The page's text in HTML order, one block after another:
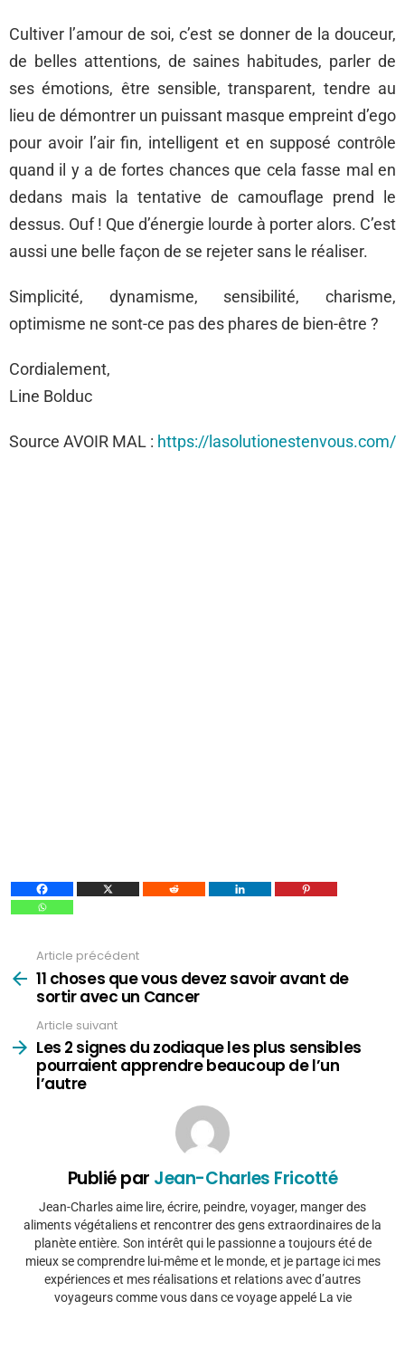
Cultiver l’amour de soi, c’est se donner de la douceur,
de belles attentions, de saines habitudes, parler de
ses émotions, être sensible, transparent, tendre au
lieu de démontrer un puissant masque empreint d’ego
pour avoir l’air fin, intelligent et en supposé contrôle
quand il y a de fortes chances que cela fasse mal en
dedans mais la tentative de camouflage prend le
dessus. Ouf ! Que d’énergie lourde à porter alors. C’est
aussi une belle façon de se rejeter sans le réaliser.
Simplicité, dynamisme, sensibilité, charisme,
optimisme ne sont-ce pas des phares de bien-être ?
Cordialement,
Line Bolduc
Source AVOIR MAL : https://lasolutionestenvous.com/
plus
Article précédent
11 choses que vous devez savoir avant de
sortir avec un Cancer
Article suivant
Les 2 signes du zodiaque les plus sensibles
pourraient apprendre beaucoup de l’un
l’autre
Publié par Jean-Charles Fricotté
Jean-Charles aime lire, écrire, peindre, voyager, manger des
aliments végétaliens et rencontrer des gens extraordinaires de la
planète entière. Son intérêt qui le passionne a toujours été de
mieux se comprendre lui-même et le monde, et je partage ici mes
expériences et mes réalisations et relations avec d’autres
voyageurs comme vous dans ce voyage appelé La vie